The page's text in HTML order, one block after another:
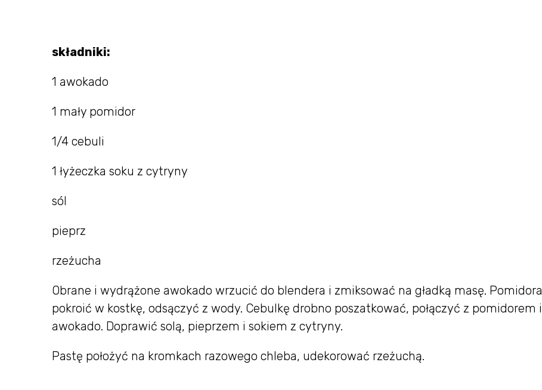
składniki:
1 awokado
1 mały pomidor
1/4 cebuli
1 łyżeczka soku z cytryny
sól
pieprz
rzeżucha
Obrane i wydrążone awokado wrzucić do blendera i zmiksować na gładką masę. Pomidora
pokroić w kostkę, odsączyć z wody. Cebulkę drobno poszatkować, połączyć z pomidorem i
awokado. Doprawić solą, pieprzem i sokiem z cytryny.
Pastę położyć na kromkach razowego chleba, udekorować rzeżuchą.